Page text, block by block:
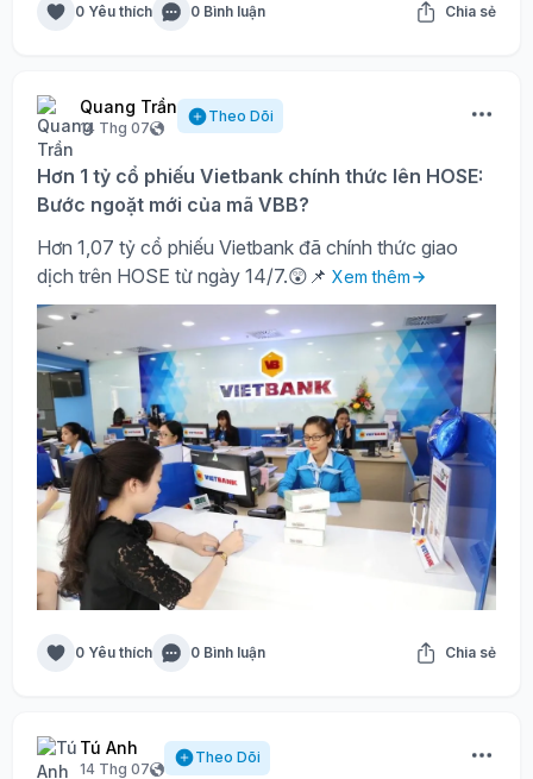
0 Yêu thích 0 Bình luận Chia sẻ
Quang Trần
14 Thg 07
Theo Dõi
Hơn 1 tỷ cổ phiếu Vietbank chính thức lên HOSE:
Bước ngoặt mới của mã VBB?
Hơn 1,07 tỷ cổ phiếu Vietbank đã chính thức giao
dịch trên HOSE từ ngày 14/7.😲📌 Xem thêm
0 Yêu thích 0 Bình luận Chia sẻ
Tú Anh
14 Thg 07
Theo Dõi